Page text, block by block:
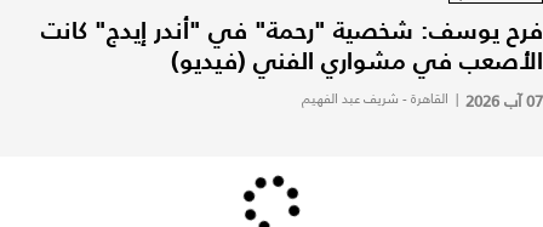
فرح يوسف: شخصية "رحمة" في "أندر إيدج" كانت
الأصعب في مشواري الفني (فيديو)
07 آب 2026 | القاهرة - شريف عبد الفهيم